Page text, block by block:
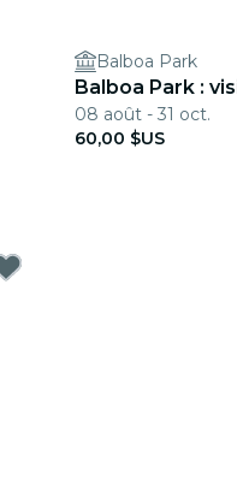
Balboa Park
Balboa Park :
08 août - 31 oct.
60,00 $US